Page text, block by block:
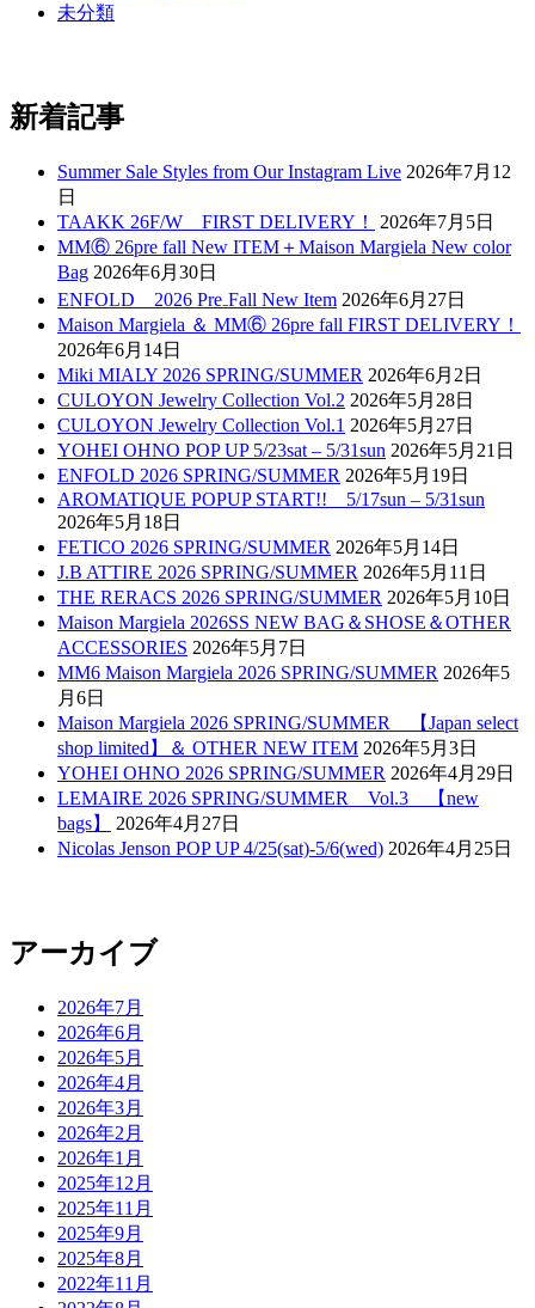
未分類
新着記事
Summer Sale Styles from Our Instagram Live 2026年7月12
日
TAAKK 26F/W FIRST DELIVERY！
2026年7月5日
MM⑥ 26pre fall New ITEM＋Maison Margiela New color
Bag 2026年6月30日
ENFOLD 2026 Pre₋Fall New Item 2026年6月27日
Maison Margiela ＆ MM⑥ 26pre fall FIRST DELIVERY！
2026年6月14日
Miki MIALY 2026 SPRING/SUMMER 2026年6月2日
CULOYON Jewelry Collection Vol.2 2026年5月28日
CULOYON Jewelry Collection Vol.1 2026年5月27日
YOHEI OHNO POP UP 5/23sat – 5/31sun 2026年5月21日
ENFOLD 2026 SPRING/SUMMER 2026年5月19日
AROMATIQUE POPUP START!! 5/17sun – 5/31sun
2026年5月18日
FETICO 2026 SPRING/SUMMER 2026年5月14日
J.B ATTIRE 2026 SPRING/SUMMER 2026年5月11日
THE RERACS 2026 SPRING/SUMMER 2026年5月10日
Maison Margiela 2026SS NEW BAG＆SHOSE＆OTHER
ACCESSORIES 2026年5月7日
MM6 Maison Margiela 2026 SPRING/SUMMER 2026年5
月6日
Maison Margiela 2026 SPRING/SUMMER 【Japan select
shop limited】＆ OTHER NEW ITEM 2026年5月3日
YOHEI OHNO 2026 SPRING/SUMMER 2026年4月29日
LEMAIRE 2026 SPRING/SUMMER Vol.3 【new
bags】
2026年4月27日
Nicolas Jenson POP UP 4/25(sat)-5/6(wed) 2026年4月25日
アーカイブ
2026年7月
2026年6月
2026年5月
2026年4月
2026年3月
2026年2月
2026年1月
2025年12月
2025年11月
2025年9月
2025年8月
2022年11月